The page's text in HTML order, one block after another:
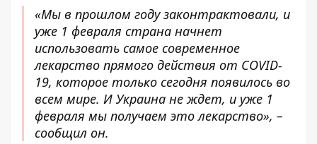
«Мы в прошлом году законтрактовали, и
уже 1 февраля страна начнет
использовать самое современное
лекарство прямого действия от COVID-
19, которое только сегодня появилось во
всем мире. И Украина не ждет, и уже 1
февраля мы получаем это лекарство», –
сообщил он.